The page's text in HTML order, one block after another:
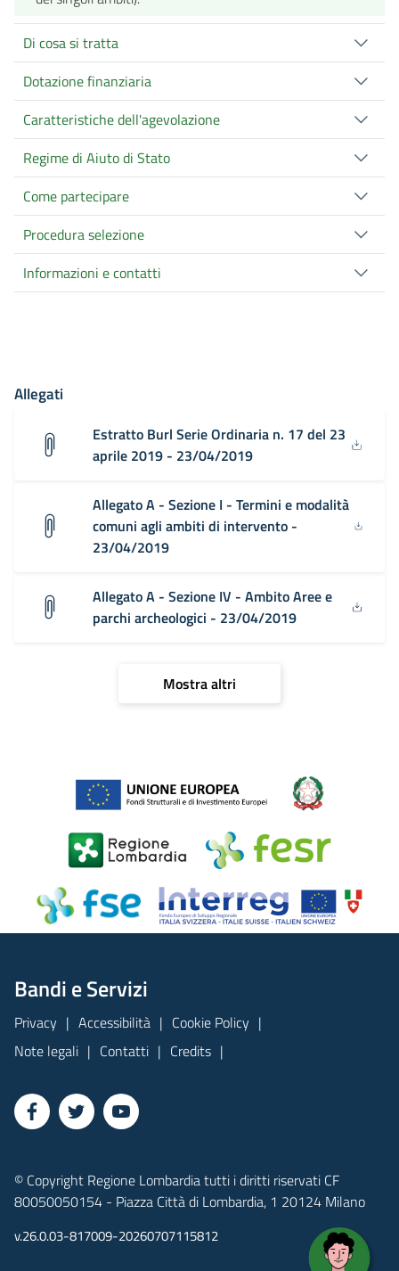
Di cosa si tratta
Dotazione finanziaria
Caratteristiche dell'agevolazione
Regime di Aiuto di Stato
Come partecipare
Procedura selezione
Informazioni e contatti
Allegati
Estratto Burl Serie Ordinaria n. 17 del 23
aprile 2019 - 23/04/2019
Allegato A - Sezione I - Termini e modalità
comuni agli ambiti di intervento -
23/04/2019
Allegato A - Sezione IV - Ambito Aree e
parchi archeologici - 23/04/2019
Mostra altri
Bandi e Servizi
Privacy Accessibilità
Cookie Policy
Note legali
Contatti Credits
© Copyright Regione Lombardia tutti i diritti riservati CF
80050050154 - Piazza Città di Lombardia, 1 20124 Milano
v.26.0.03-817009-20260707115812